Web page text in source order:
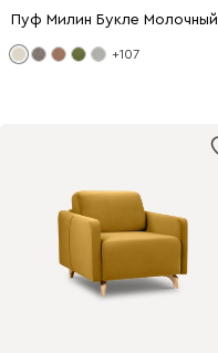
Пуф Милин Букле Молочный
+107